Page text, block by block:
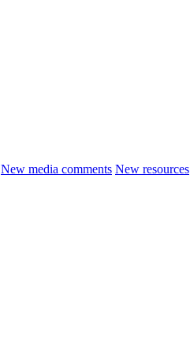
New media comments New resources